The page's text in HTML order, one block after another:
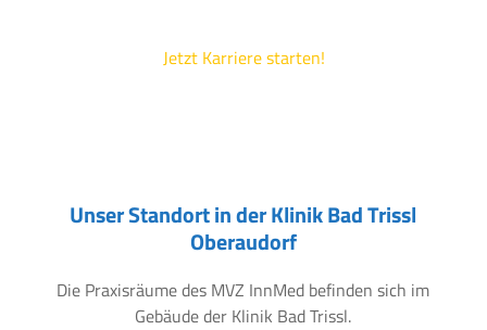
Jetzt Karriere starten!
Unser Standort in der Klinik Bad Trissl
Oberaudorf
Die Praxisräume des MVZ InnMed befinden sich im
Gebäude der Klinik Bad Trissl.